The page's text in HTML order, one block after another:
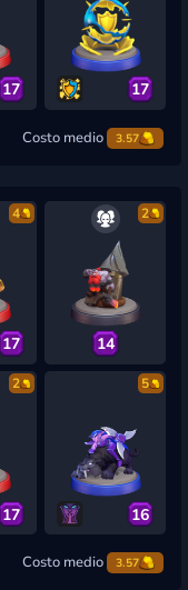
17 17
Costo medio 3.57
4
17
2
14
2
17
5
16
Costo medio 3.57